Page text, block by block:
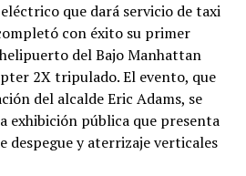
que dará servicio de taxi
con éxito su primer
del Bajo Manhattan
2X tripulado. El evento, que
del alcalde Eric Adams, se
exhibición pública que presenta
despegue y aterrizaje verticales